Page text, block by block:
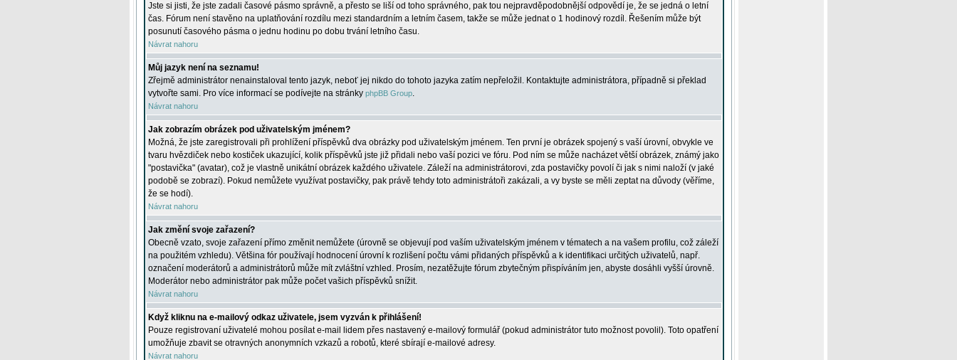
Jste si jisti, že jste zadali časové pásmo správně, a přesto se liší od toho správného, pak tou nejpravděpodobnější odpovědí je, že se jedná o letní
čas. Fórum není stavěno na uplatňování rozdílu mezi standardním a letním časem, takže se může jednat o 1 hodinový rozdíl. Řešením může být
posunutí časového pásma o jednu hodinu po dobu trvání letního času.
Návrat nahoru
Můj jazyk není na seznamu!
Zřejmě administrátor nenainstaloval tento jazyk, neboť jej nikdo do tohoto jazyka zatím nepřeložil. Kontaktujte administrátora, případně si překlad
vytvořte sami. Pro více informací se podívejte na stránky phpBB Group.
Návrat nahoru
Jak zobrazím obrázek pod uživatelským jménem?
Možná, že jste zaregistrovali při prohlížení příspěvků dva obrázky pod uživatelským jménem. Ten první je obrázek spojený s vaší úrovní, obvykle ve
tvaru hvězdiček nebo kostiček ukazující, kolik příspěvků jste již přidali nebo vaší pozici ve fóru. Pod ním se může nacházet větší obrázek, známý jako
"postavička" (avatar), což je vlastně unikátní obrázek každého uživatele. Záleží na administrátorovi, zda postavičky povolí či jak s nimi naloží (v jaké
podobě se zobrazí). Pokud nemůžete využívat postavičky, pak právě tehdy toto administrátoři zakázali, a vy byste se měli zeptat na důvody (věříme,
že se hodí).
Návrat nahoru
Jak změní svoje zařazení?
Obecně vzato, svoje zařazení přímo změnit nemůžete (úrovně se objevují pod vaším uživatelským jménem v tématech a na vašem profilu, což záleží
na použitém vzhledu). Většina fór používají hodnocení úrovní k rozlišení počtu vámi přidaných příspěvků a k identifikaci určitých uživatelů, např.
označení moderátorů a administrátorů může mít zvláštní vzhled. Prosím, nezatěžujte fórum zbytečným přispíváním jen, abyste dosáhli vyšší úrovně.
Moderátor nebo administrátor pak může počet vašich příspěvků snížit.
Návrat nahoru
Když kliknu na e-mailový odkaz uživatele, jsem vyzván k přihlášení!
Pouze registrovaní uživatelé mohou posílat e-mail lidem přes nastavený e-mailový formulář (pokud administrátor tuto možnost povolil). Toto opatření
umožňuje zbavit se otravných anonymních vzkazů a robotů, které sbírají e-mailové adresy.
Návrat nahoru